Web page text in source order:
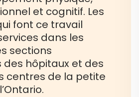
et cognitif. Les
font ce travail
dans les
sections
des hôpitaux et des
centres de la petite